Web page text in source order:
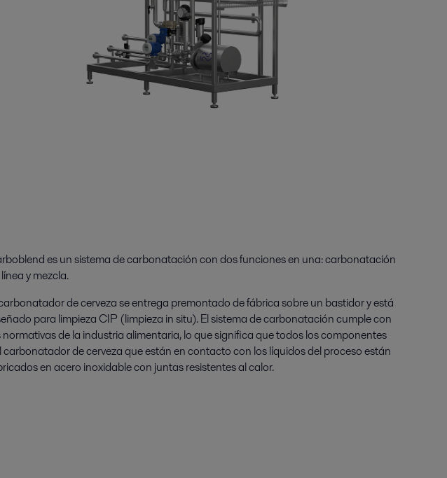
es un sistema de carbonatación con dos funciones en una: carbonatación
y mezcla.
de cerveza se entrega premontado de fábrica sobre un bastidor y está
para limpieza CIP (limpieza in situ). El sistema de carbonatación cumple con
normativas de la industria alimentaria, lo que significa que todos los componentes
carbonatador de cerveza que están en contacto con los líquidos del proceso están
en acero inoxidable con juntas resistentes al calor.